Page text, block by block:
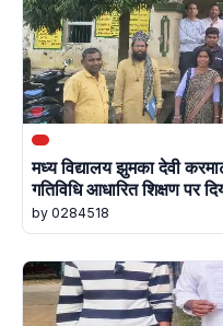
मध्य विद्यालय झुमका देवी
गतिविधि आधारित शिक्षण पर
by 0284518